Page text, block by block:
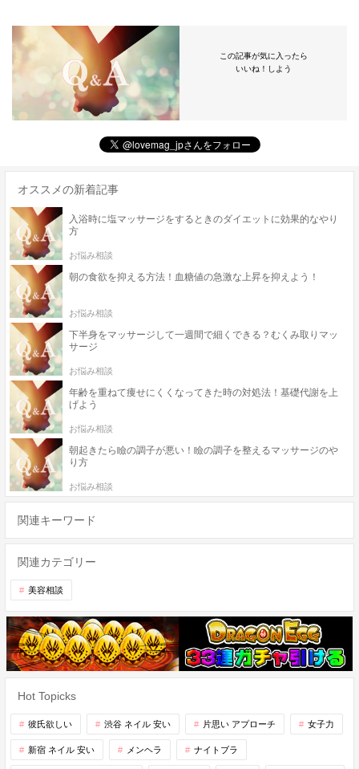
この記事が気に入ったら
いいね！しよう
オススメの新着記事
入浴時に塩マッサージをするときのダイエットに効果的なやり
方
お悩み相談
朝の食欲を抑える方法！血糖値の急激な上昇を抑えよう！
お悩み相談
下半身をマッサージして一週間で細くできる？むくみ取りマッ
サージ
お悩み相談
年齢を重ねて痩せにくくなってきた時の対処法！基礎代謝を上
げよう
お悩み相談
朝起きたら瞼の調子が悪い！瞼の調子を整えるマッサージのや
り方
お悩み相談
関連キーワード
関連カテゴリー
美容相談
Hot Topicks
彼氏欲しい 渋谷 ネイル 安い 片思い アプローチ 女子力
新宿 ネイル 安い メンヘラ ナイトブラ